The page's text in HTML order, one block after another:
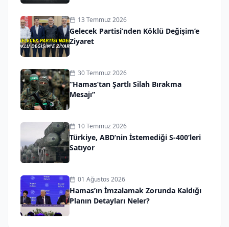
13 Temmuz 2026
Gelecek Partisi’nden Köklü Değişim’e
Ziyaret
30 Temmuz 2026
“Hamas’tan Şartlı Silah Bırakma
Mesajı”
10 Temmuz 2026
Türkiye, ABD’nin İstemediği S-400’leri
Satıyor
01 Ağustos 2026
Hamas’ın İmzalamak Zorunda Kaldığı
Planın Detayları Neler?